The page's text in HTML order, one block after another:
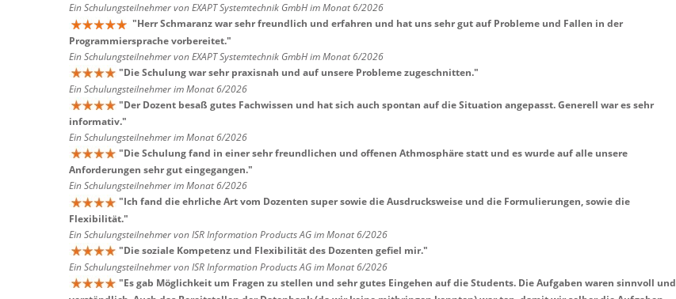
Ein Schulungsteilnehmer von EXAPT Systemtechnik GmbH im Monat 6/2026
"Herr Schmaranz war sehr freundlich und erfahren und hat uns sehr gut auf Probleme und Fallen in der
Programmiersprache vorbereitet."
Ein Schulungsteilnehmer von EXAPT Systemtechnik GmbH im Monat 6/2026
"Die Schulung war sehr praxisnah und auf unsere Probleme zugeschnitten."
Ein Schulungsteilnehmer im Monat 6/2026
"Der Dozent besaß gutes Fachwissen und hat sich auch spontan auf die Situation angepasst. Generell war es sehr
informativ."
Ein Schulungsteilnehmer im Monat 6/2026
"Die Schulung fand in einer sehr freundlichen und offenen Athmosphäre statt und es wurde auf alle unsere
Anforderungen sehr gut eingegangen."
Ein Schulungsteilnehmer im Monat 6/2026
"Ich fand die ehrliche Art vom Dozenten super sowie die Ausdrucksweise und die Formulierungen, sowie die
Flexibilität."
Ein Schulungsteilnehmer von ISR Information Products AG im Monat 6/2026
"Die soziale Kompetenz und Flexibilität des Dozenten gefiel mir."
Ein Schulungsteilnehmer von ISR Information Products AG im Monat 6/2026
"Es gab Möglichkeit um Fragen zu stellen und sehr gutes Eingehen auf die Students. Die Aufgaben waren sinnvoll und